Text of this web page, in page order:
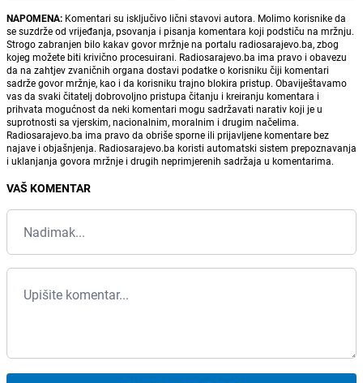
NAPOMENA: Komentari su isključivo lični stavovi autora. Molimo korisnike da
se suzdrže od vrijeđanja, psovanja i pisanja komentara koji podstiču na mržnju.
Strogo zabranjen bilo kakav govor mržnje na portalu radiosarajevo.ba, zbog
kojeg možete biti krivično procesuirani. Radiosarajevo.ba ima pravo i obavezu
da na zahtjev zvaničnih organa dostavi podatke o korisniku čiji komentari
sadrže govor mržnje, kao i da korisniku trajno blokira pristup. Obaviještavamo
vas da svaki čitatelj dobrovoljno pristupa čitanju i kreiranju komentara i
prihvata mogućnost da neki komentari mogu sadržavati narativ koji je u
suprotnosti sa vjerskim, nacionalnim, moralnim i drugim načelima.
Radiosarajevo.ba ima pravo da obriše sporne ili prijavljene komentare bez
najave i objašnjenja. Radiosarajevo.ba koristi automatski sistem prepoznavanja
i uklanjanja govora mržnje i drugih neprimjerenih sadržaja u komentarima.
VAŠ KOMENTAR